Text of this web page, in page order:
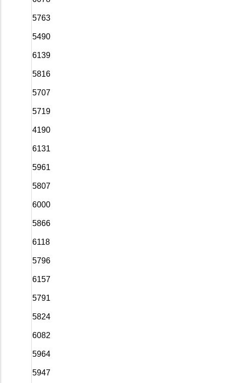
5763
5490
6139
5816
5707
5719
4190
6131
5961
5807
6000
5866
6118
5796
6157
5791
5824
6082
5964
5947